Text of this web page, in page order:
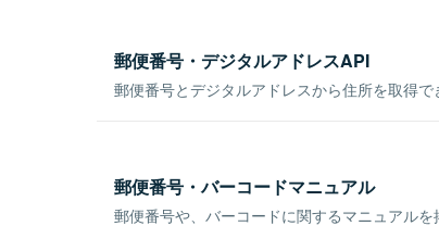
郵便番号・デジタルアドレスAPI
郵便番号とデジタルアドレスから住所を取得で
郵便番号・バーコードマニュアル
郵便番号や、バーコードに関するマニュアルを